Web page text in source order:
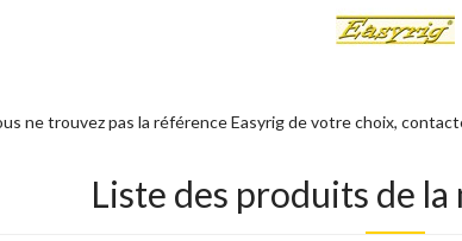
ne trouvez pas la référence Easyrig de votre choix,
Liste des produits de la